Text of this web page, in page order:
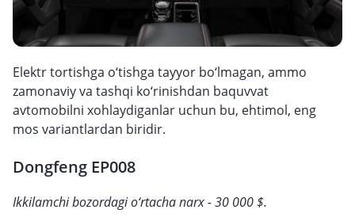
Elektr tortishga o‘tishga tayyor bo‘lmagan, ammo
zamonaviy va tashqi ko‘rinishdan baquvvat
avtomobilni xohlaydiganlar uchun bu, ehtimol, eng
mos variantlardan biridir.
Dongfeng EP008
Ikkilamchi bozordagi o‘rtacha narx - 30 000 $.